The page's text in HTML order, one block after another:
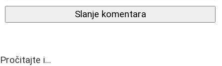
Slanje komentara
Pročitajte i...